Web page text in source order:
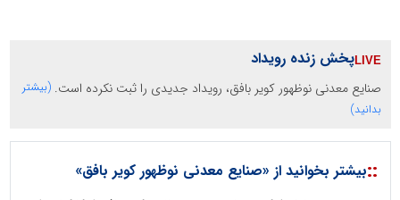
پخش زنده رویداد
صنایع معدنی نوظهور کویر بافق، رویداد جدیدی را ثبت نکرده است. (بیشتر
بدانید)
::بیشتر بخوانید از «صنایع معدنی نوظهور کویر بافق»